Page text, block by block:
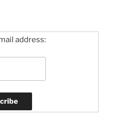
address: